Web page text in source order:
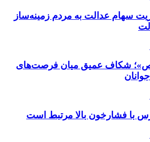
سهام عدالت به مردم زمینه‌ساز
شکاف عمیق میان فرصت‌های
با فشارخون بالا مرتبط است